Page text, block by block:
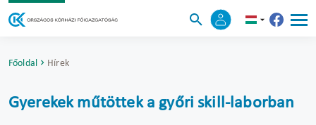
Főoldal Hírek
Gyerekek műtöttek a győri skill-laborban